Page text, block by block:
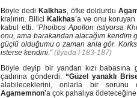
Böyle dedi Kalkhas, öfke doldurdu
kralının. Bilici Kalkhas’a ve onu koruyan
kabul etti. “Phoibos Apollon istiyorsa
onu, ama barakandan alacağım kendim
güçlü olduğumu o zaman anla gör.
isterse kendini.”(İlyada l 183-187)
Böyle deyip bir yandan kızı
çadırına gönderdi.“Güzel yanaklı
alabileceklerini, onlarla bir sorunu
Agamemnon’a çok pahalıya